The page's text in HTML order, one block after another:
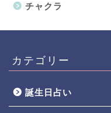
チャクラ
カテゴリー
誕生日占い